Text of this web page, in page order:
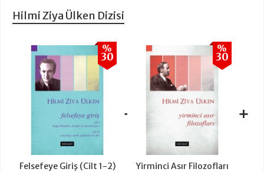
Hilmi Ziya Ülken Dizisi
Felsefeye Giriş (Cilt 1-2)
%
30
+
Yirminci Asır Filozofları
%
30
+